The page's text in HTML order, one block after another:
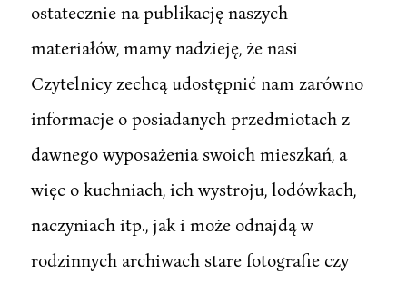
ostatecznie na publikację naszych
materiałów, mamy nadzieję, że nasi
Czytelnicy zechcą udostępnić nam zarówno
informacje o posiadanych przedmiotach z
dawnego wyposażenia swoich mieszkań, a
więc o kuchniach, ich wystroju, lodówkach,
naczyniach itp., jak i może odnajdą w
rodzinnych archiwach stare fotografie czy